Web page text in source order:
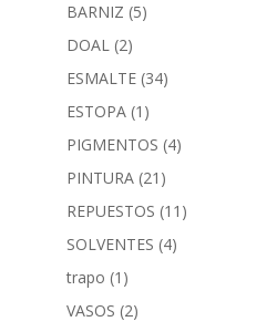
BARNIZ (5)
DOAL (2)
ESMALTE (34)
ESTOPA (1)
PIGMENTOS (4)
PINTURA (21)
REPUESTOS (11)
SOLVENTES (4)
trapo (1)
VASOS (2)